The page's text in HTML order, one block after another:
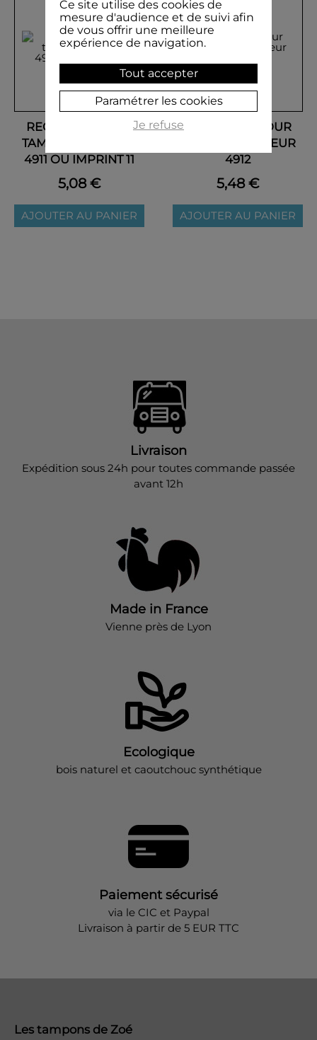
RECHARGE POUR
TAMPON ENCREUR
4911 OU IMPRINT 11
5,08 €
AJOUTER AU PANIER
RECHARGE POUR
TAMPON ENCREUR
4912
5,48 €
AJOUTER AU PANIER
Livraison
Expédition sous 24h pour toutes commande passée
avant 12h
Made in France
Vienne près de Lyon
Ecologique
bois naturel et caoutchouc synthétique
Paiement sécurisé
via le CIC et Paypal
Livraison à partir de 5 EUR TTC
Les tampons de Zoé
Ce site utilise des cookies de
mesure d'audience et de suivi afin
de vous offrir une meilleure
expérience de navigation.
Tout accepter
Paramétrer les cookies
Je refuse